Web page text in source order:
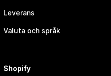
Leverans
Valuta och språk
Shopify